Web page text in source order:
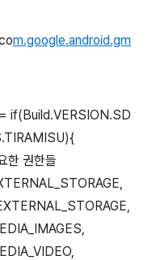
m.google.android.gm
if(Build.VERSION.SD
한 권한들